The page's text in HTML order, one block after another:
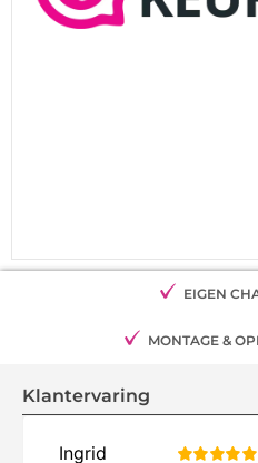
EIGEN
MONTAGE &
Klantervaring